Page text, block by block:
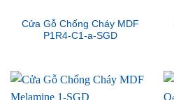
Cửa Gỗ Chống Cháy MDF
P1R4-C1-a-SGD